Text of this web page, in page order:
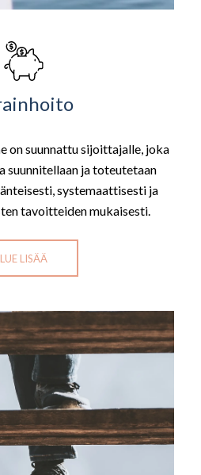
on suunnattu sijoittajalle, joka
suunnitellaan ja toteutetaan
systemaattisesti ja
tavoitteiden mukaisesti.
LUE LISÄÄ